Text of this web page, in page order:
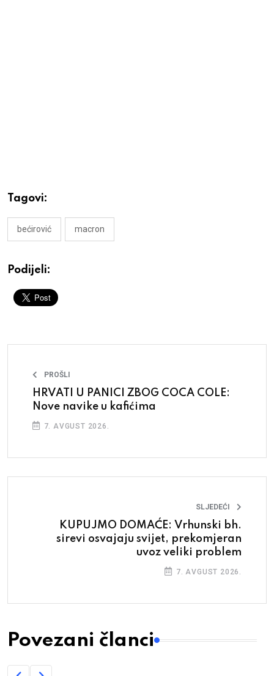
Tagovi:
bećirović macron
Podijeli:
PROŠLI
HRVATI U PANICI ZBOG COCA COLE:
Nove navike u kafićima
7. AVGUST 2026.
SLJEDEĆI
KUPUJMO DOMAĆE: Vrhunski bh.
sirevi osvajaju svijet, prekomjeran
uvoz veliki problem
7. AVGUST 2026.
Povezani članci